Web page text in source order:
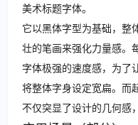
美术标题字体。
它以黑体字型为基础，整
壮的笔画来强化力量感。
字体极强的速度感，为了
将整体字身设定宽扁。而
不仅突显了设计的几何感